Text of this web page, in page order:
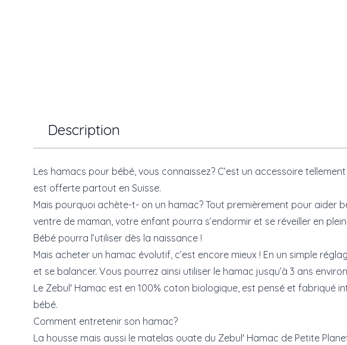
Description
Les hamacs pour bébé, vous connaissez? C’est un accessoire
est offerte partout en Suisse.
Mais pourquoi achète-t- on un hamac? Tout premièrement pour aider
ventre de maman, votre enfant pourra s’endormir et se réveiller en
Bébé pourra l’utiliser dès la naissance !
Mais acheter un hamac évolutif, c’est encore mieux ! En un simple
et se balancer. Vous pourrez ainsi utiliser le hamac jusqu’à 3 ans
Le Zebul' Hamac est en 100% coton biologique, est pensé et fabriqué
bébé.
Comment entretenir son hamac?
La housse mais aussi le matelas ouate du Zebul' Hamac de Petite